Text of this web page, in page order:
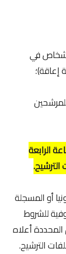
في
على الساعة الرابعة
أو المسجلة
للشروط
أعلاه
الترشيح.